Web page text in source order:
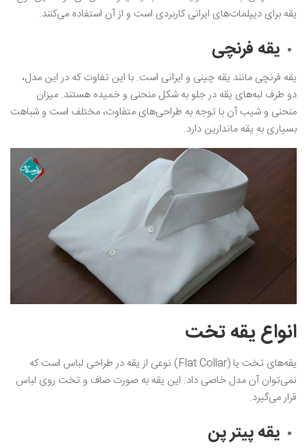
یقه برای دیپلمات‌های ایرانی کاربردی است و از آن استفاده می‌کنند.
یقه فرنچی
یقه فرنچی مانند یقه چینی و ایرانی است‌. با این تفاوت که در این مدل،
دو طرف لبه‌های یقه در جلو به شکل منحنی و خمیده هستند. میزان
منحنی و شیب آن با توجه به طراحی‌های متفاوت، مختلف است و شباهت
بسیاری به یقه ماندارین دارد.
انواع یقه تخت
یقه‌های تخت یا (Flat Collar) نوعی از یقه در طراحی لباس است که
نمی‌توان آن مدل خاصی داد. این یقه به صورت صاف و تخت روی لباس
قرار می‌گیرد.
یقه پیتر پن